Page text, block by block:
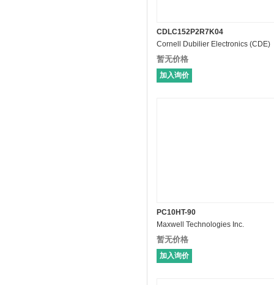
CDLC152P2R7K04
Cornell Dubilier Electronics (CDE)
暂无价格
加入询价
PC10HT-90
Maxwell Technologies Inc.
暂无价格
加入询价